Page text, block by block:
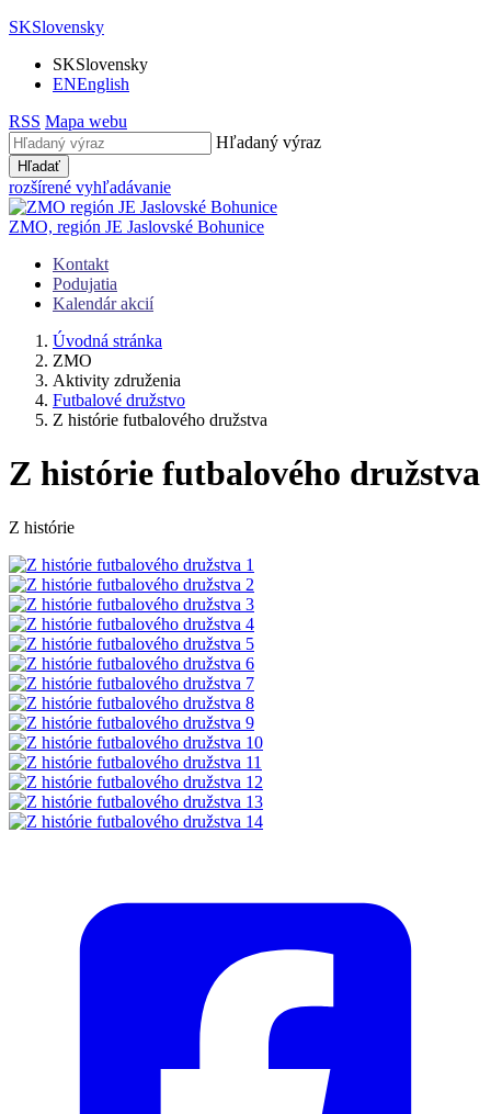
SKSlovensky
SKSlovensky
ENEnglish
RSS Mapa webu
Hľadaný výraz
Hľadať
rozšírené vyhľadávanie
ZMO, región JE Jaslovské Bohunice
Kontakt
Podujatia
Kalendár akcií
Úvodná stránka
ZMO
Aktivity združenia
Futbalové družstvo
Z histórie futbalového družstva
Z histórie futbalového družstva
Z histórie